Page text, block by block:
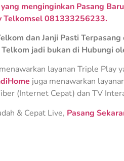
menginginkan Pasang
Telkomsel 081333256233.
dan Janji Pasti
jadi bukan di Hubungi
layanan Triple Play
juga menawarkan
(Internet Cepat) dan TV
& Cepat Live, Pasang